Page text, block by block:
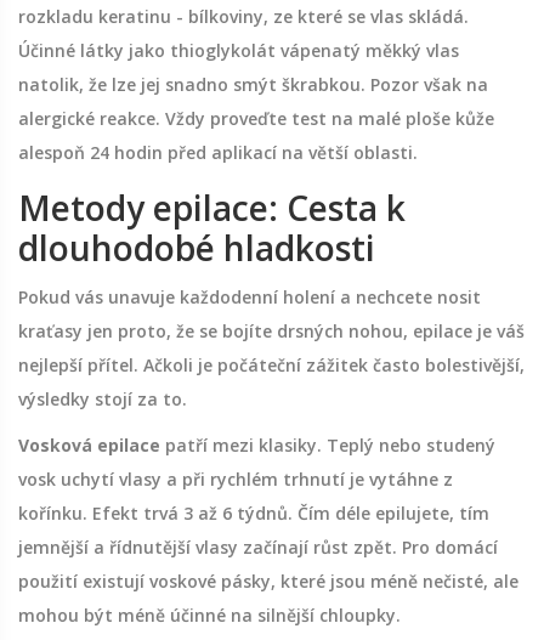
rozkladu keratinu - bílkoviny, ze které se vlas skládá.
Účinné látky jako thioglykolát vápenatý měkký vlas
natolik, že lze jej snadno smýt škrabkou. Pozor však na
alergické reakce. Vždy proveďte test na malé ploše kůže
alespoň 24 hodin před aplikací na větší oblasti.
Metody epilace: Cesta k
dlouhodobé hladkosti
Pokud vás unavuje každodenní holení a nechcete nosit
kraťasy jen proto, že se bojíte drsných nohou, epilace je váš
nejlepší přítel. Ačkoli je počáteční zážitek často bolestivější,
výsledky stojí za to.
Vosková epilace patří mezi klasiky. Teplý nebo studený
vosk uchytí vlasy a při rychlém trhnutí je vytáhne z
kořínku. Efekt trvá 3 až 6 týdnů. Čím déle epilujete, tím
jemnější a řídnutější vlasy začínají růst zpět. Pro domácí
použití existují voskové pásky, které jsou méně nečisté, ale
mohou být méně účinné na silnější chloupky.